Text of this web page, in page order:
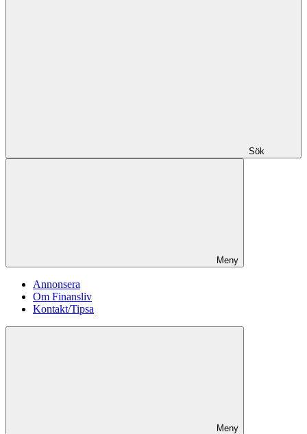
Sök
Meny
Annonsera
Om Finansliv
Kontakt/Tipsa
Meny